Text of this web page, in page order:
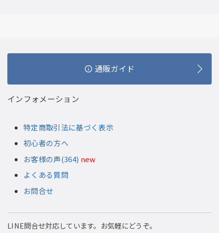
通販ガイド
インフォメーション
特定商取引法に基づく表示
初心者の方へ
お客様の声(364) new
よくある質問
お問合せ
LINE問合せ対応しています。お気軽にどうぞ。